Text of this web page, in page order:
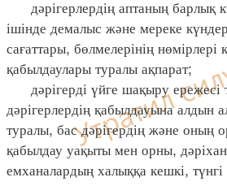
дәрігерлердің аптаның барлық
ішінде демалыс және мереке
сағаттары, бөлмелерінің нөмірлері
қабылдаулары туралы ақпарат;
дәрігерді үйге шақыру ережесі
дәрігерлердің қабылдауына алдын
туралы, бас дәрігердің және оның
қабылдау уақыты мен орны,
емханалардың халыққа кешкі,